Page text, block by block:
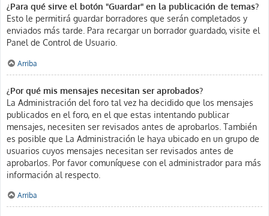
¿Para qué sirve el botón "Guardar" en la publicación de temas?
Esto le permitirá guardar borradores que serán completados y
enviados más tarde. Para recargar un borrador guardado, visite el
Panel de Control de Usuario.
Arriba
¿Por qué mis mensajes necesitan ser aprobados?
La Administración del foro tal vez ha decidido que los mensajes
publicados en el foro, en el que estas intentando publicar
mensajes, necesiten ser revisados antes de aprobarlos. También
es posible que La Administración le haya ubicado en un grupo de
usuarios cuyos mensajes necesitan ser revisados antes de
aprobarlos. Por favor comuníquese con el administrador para más
información al respecto.
Arriba